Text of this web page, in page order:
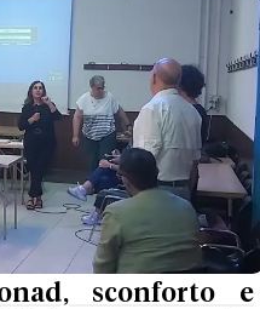
sconforto e